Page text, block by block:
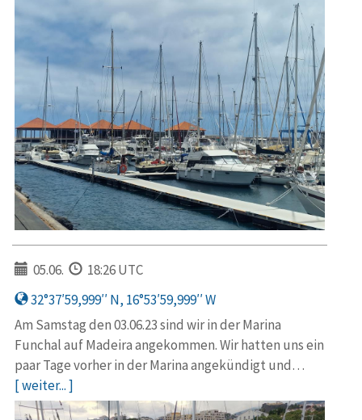
05.06.
18:26 UTC
32°37′59,999′′ N, 16°53′59,999′′ W
Am Samstag den 03.06.23 sind wir in der Marina
Funchal auf Madeira angekommen. Wir hatten uns ein
paar Tage vorher in der Marina angekündigt und…
[ weiter... ]